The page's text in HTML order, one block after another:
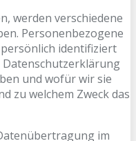
werden verschiedene
Personenbezogene
identifiziert
und wofür wir sie
zu welchem Zweck das
im